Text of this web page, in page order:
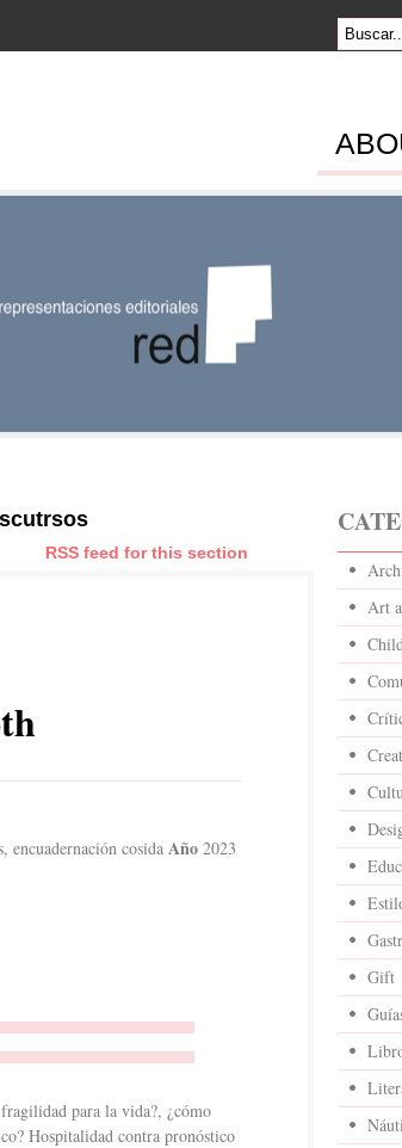
RSS feed for this section
encuadernación cosida Año 2023
para la vida?, ¿cómo
Hospitalidad contra pronóstico
Art
Gift